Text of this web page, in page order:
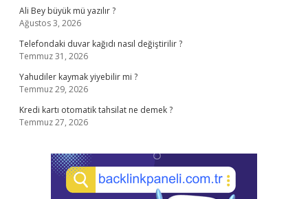
Ali Bey büyük mü yazılır ?
Ağustos 3, 2026
Telefondaki duvar kağıdı nasıl değiştirilir ?
Temmuz 31, 2026
Yahudiler kaymak yiyebilir mi ?
Temmuz 29, 2026
Kredi kartı otomatik tahsilat ne demek ?
Temmuz 27, 2026